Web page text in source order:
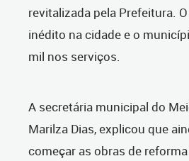
revitalizada pela Prefeitura.
inédito na cidade e o
mil nos serviços.
A secretária municipal do
Marilza Dias, explicou que
começar as obras de